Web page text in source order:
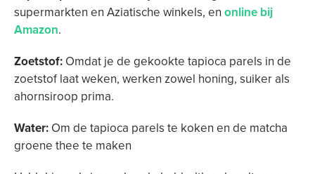
supermarkten en Aziatische winkels, en online bij
Amazon.
Zoetstof: Omdat je de gekookte tapioca parels in de
zoetstof laat weken, werken zowel honing, suiker als
ahornsiroop prima.
Water: Om de tapioca parels te koken en de matcha
groene thee te maken